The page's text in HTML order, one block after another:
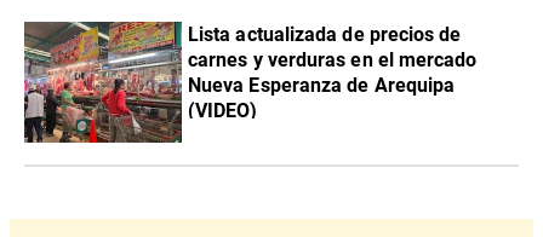
Lista actualizada de precios de
carnes y verduras en el mercado
Nueva Esperanza de Arequipa
(VIDEO)